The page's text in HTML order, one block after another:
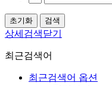
상세검색닫기
최근검색어
최근검색어 옵션